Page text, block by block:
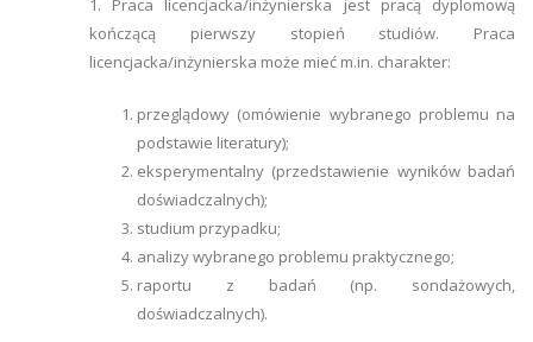
1. Praca licencjacka/inżynierska jest pracą dyplomową
kończącą pierwszy stopień studiów. Praca
licencjacka/inżynierska może mieć m.in. charakter:
przeglądowy (omówienie wybranego problemu na
podstawie literatury);
eksperymentalny (przedstawienie wyników badań
doświadczalnych);
studium przypadku;
analizy wybranego problemu praktycznego;
raportu z badań (np. sondażowych,
doświadczalnych).